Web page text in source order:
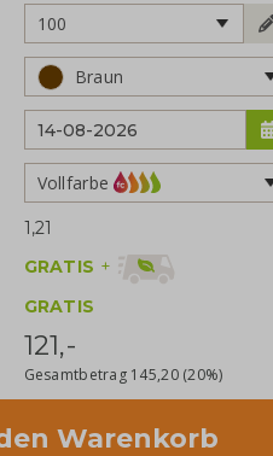
100
Braun
Vollfarbe
1,21
GRATIS +
GRATIS
121,-
Gesamtbetrag 145,20 (20%)
Warenkorb